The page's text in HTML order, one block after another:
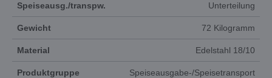
Speiseausg./transpw.
Unterteilung
Gewicht 72 Kilogramm
Material Edelstahl 18/10
Produktgruppe Speiseausgabe-/Speisetransport